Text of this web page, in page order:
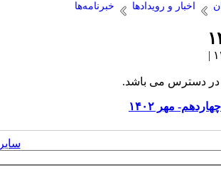
اخبار و رویدادها خبرنامه‌ها
در دسترس می باشد.